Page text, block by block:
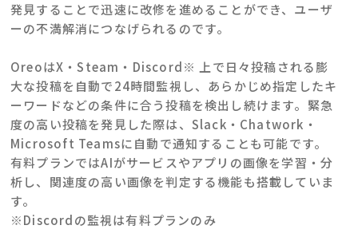
発見することで迅速に改修を進めることができ、ユーザ
ーの不満解消につなげられるのです。
OreoはX・Steam・Discord※ 上で日々投稿される膨
大な投稿を自動で24時間監視し、あらかじめ指定したキ
ーワードなどの条件に合う投稿を検出し続けます。緊急
度の高い投稿を発見した際は、Slack・Chatwork・
Microsoft Teamsに自動で通知することも可能です。
有料プランではAIがサービスやアプリの画像を学習・分
析し、関連度の高い画像を判定する機能も搭載していま
す。
※Discordの監視は有料プランのみ